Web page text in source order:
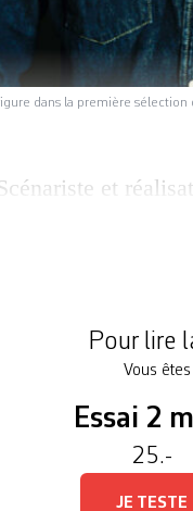
dans la première sélection
et
Pour lire
Vous
Essai 2
25.-
JE TESTE